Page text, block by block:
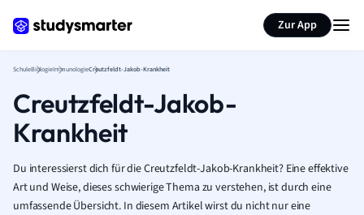
Zur App
SchuleBiologieImmunologieCreutzfeldt-Jakob-Krankheit
Creutzfeldt-Jakob-
Krankheit
Du interessierst dich für die Creutzfeldt-Jakob-Krankheit? Eine effektive
Art und Weise, dieses schwierige Thema zu verstehen, ist durch eine
umfassende Übersicht. In diesem Artikel wirst du nicht nur eine
Seite zusammenfassen